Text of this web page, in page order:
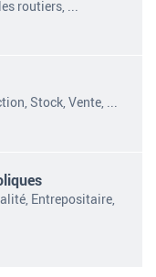
routiers,
Stock, Vente, ...
Entrepositaire,